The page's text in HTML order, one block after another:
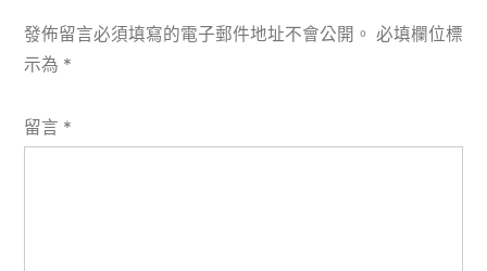
發佈留言必須填寫的電子郵件地址不會公開。 必填欄位標
示為 *
留言 *